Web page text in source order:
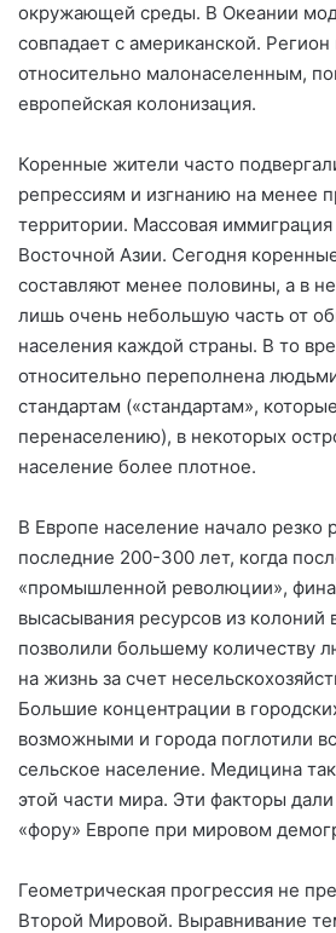
окружающей среды. В Океании
совпадает с американской.
относительно малонаселенным,
европейская колонизация.
Коренные жители часто
репрессиям и изгнанию на менее
территории. Массовая
Восточной Азии. Сегодня
составляют менее половины, а в
лишь очень небольшую часть от
населения каждой страны. В то
относительно переполнена
стандартам («стандартам»,
перенаселению), в некоторых
население более плотное.
В Европе население начало резко
последние 200-300 лет, когда
«промышленной революции»,
высасывания ресурсов из колоний
позволили большему количеству
на жизнь за счет
Большие концентрации в
возможными и города поглотили
сельское население. Медицина
этой части мира. Эти факторы
«фору» Европе при мировом
Геометрическая прогрессия не
Второй Мировой. Выравнивание